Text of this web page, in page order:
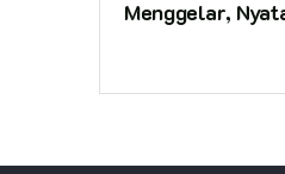
Menggelar,